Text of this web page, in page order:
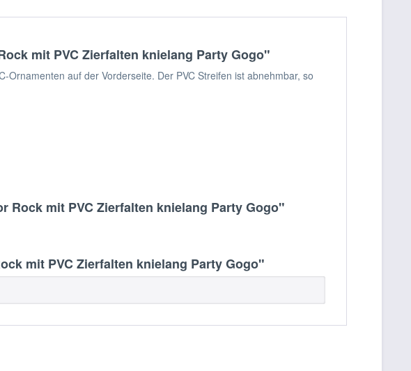
mit PVC Zierfalten knielang Party Gogo"
auf der Vorderseite. Der PVC Streifen ist abnehmbar, so
Rock mit PVC Zierfalten knielang Party Gogo"
mit PVC Zierfalten knielang Party Gogo"